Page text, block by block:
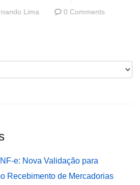
Lima 0 Comments
e: Nova Validação para
Recebimento de Mercadorias